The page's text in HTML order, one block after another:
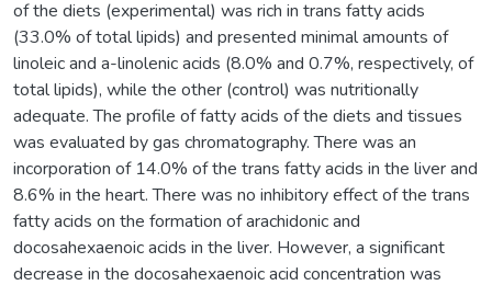
of the diets (experimental) was rich in trans fatty acids
(33.0% of total lipids) and presented minimal amounts of
linoleic and a-linolenic acids (8.0% and 0.7%, respectively, of
total lipids), while the other (control) was nutritionally
adequate. The profile of fatty acids of the diets and tissues
was evaluated by gas chromatography. There was an
incorporation of 14.0% of the trans fatty acids in the liver and
8.6% in the heart. There was no inhibitory effect of the trans
fatty acids on the formation of arachidonic and
docosahexaenoic acids in the liver. However, a significant
decrease in the docosahexaenoic acid concentration was